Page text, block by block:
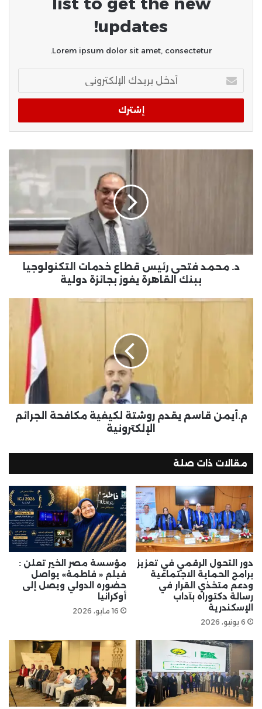
updates!
Lorem ipsum dolor sit amet, consectetur.
بريدك
الإلكتروني
د. محمد فتحى رئيس قطاع خدمات التكنولوجيا
ببنك القاهرة يفوز بجائزة دولية
م.أيمن قاسم يقدم روشتة لكيفية مكافحة الجرائم
الإلكترونية
مقالات ذات صلة
دور التحول الرقمي في تعزيز
برامج الحماية الاجتماعية
ودعم متخذي القرار في
رسالة دكتوراه بآداب
الإسكندرية
6 يونيو، 2026
مؤسسة مصر الخير تعلن :
فيلم « فاطمة» يواصل
حضوره الدولي ويصل إلى
أوكرانيا
16 مايو، 2026